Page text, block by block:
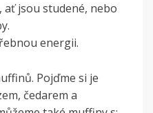
ať jsou studené, nebo
energii.
Pojďme si je
čedarem a